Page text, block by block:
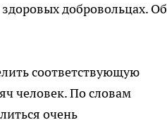
добровольцах. Об
соответствующую
человек. По словам
очень